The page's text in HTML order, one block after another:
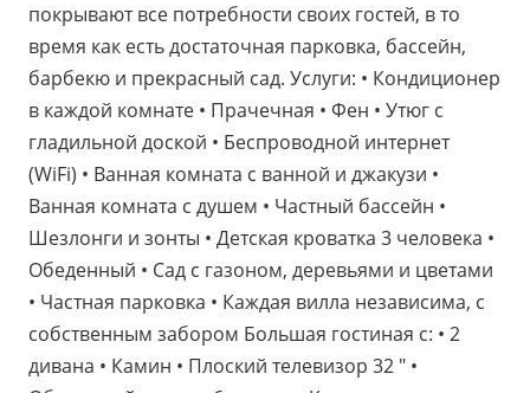
покрывают все потребности своих гостей, в то
время как есть достаточная парковка, бассейн,
барбекю и прекрасный сад. Услуги: • Кондиционер
в каждой комнате • Прачечная • Фен • Утюг с
гладильной доской • Беспроводной интернет
(WiFi) • Ванная комната с ванной и джакузи •
Ванная комната с душем • Частный бассейн •
Шезлонги и зонты • Детская кроватка 3 человека •
Обеденный • Сад с газоном, деревьями и цветами
• Частная парковка • Каждая вилла независима, с
собственным забором Большая гостиная с: • 2
дивана • Камин • Плоский телевизор 32 " •